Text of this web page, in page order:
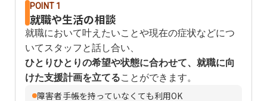
POINT 1
就職や生活の相談
就職において叶えたいことや現在の症状などにつ
いてスタッフと話し合い、
ひとりひとりの希望や状態に合わせて、就職に向
けた支援計画を立てることができます。
障害者手帳を持っていなくても利用OK